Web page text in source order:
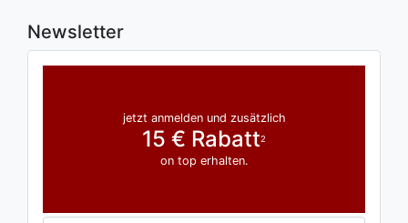
Newsletter
jetzt anmelden und zusätzlich
15 € Rabatt2
on top erhalten.